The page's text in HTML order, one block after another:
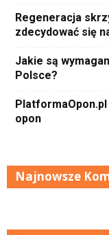
Regeneracja
zdecydować się
Jakie są
Polsce?
opon
Najnowsze